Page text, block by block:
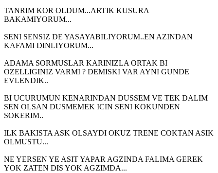
TANRIM KOR OLDUM...ARTIK KUSURA
BAKAMIYORUM...
SENI SENSIZ DE YASAYABILIYORUM..EN AZINDAN
KAFAMI DINLIYORUM...
ADAMA SORMUSLAR KARINIZLA ORTAK BI
OZELLIGINIZ VARMI ? DEMISKI VAR AYNI GUNDE
EVLENDIK..
BI UCURUMUN KENARINDAN DUSSEM VE TEK DALIM
SEN OLSAN DUSMEMEK ICIN SENI KOKUNDEN
SOKERIM..
ILK BAKISTA ASK OLSAYDI OKUZ TRENE COKTAN ASIK
OLMUSTU...
NE YERSEN YE ASIT YAPAR AGZINDA FALIMA GEREK
YOK ZATEN DIS YOK AGZIMDA...